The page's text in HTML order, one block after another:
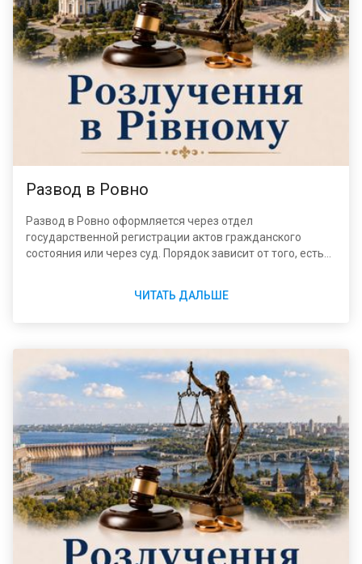
Развод в Ровно
Развод в Ровно оформляется через отдел
государственной регистрации актов гражданского
состояния или через суд. Порядок зависит от того, есть
место проживания ответчика.
ЧИТАТЬ ДАЛЬШЕ